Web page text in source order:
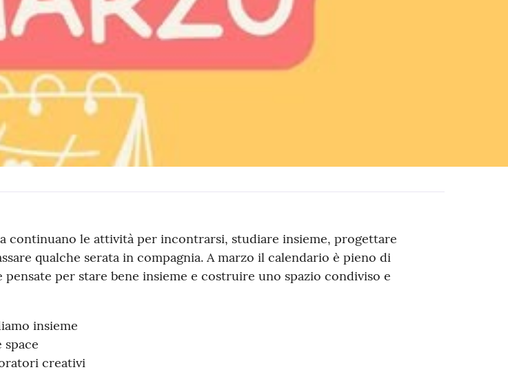
continuano le attività per incontrarsi, studiare insieme, progettare
qualche serata in compagnia. A marzo il calendario è pieno di
pensate per stare bene insieme e costruire uno spazio condiviso e
insieme
space
creativi